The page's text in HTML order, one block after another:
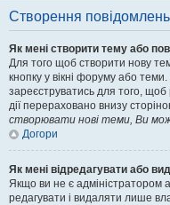
Створення повідомлень
Як мені створити тему або
Для того щоб створити нову
кнопку у вікні форуму або
зареєструватись для того,
дії перераховано внизу
створювати нові теми, Ви
Догори
Як мені відредагувати або
Якщо ви не є
редагувати і видаляти лише